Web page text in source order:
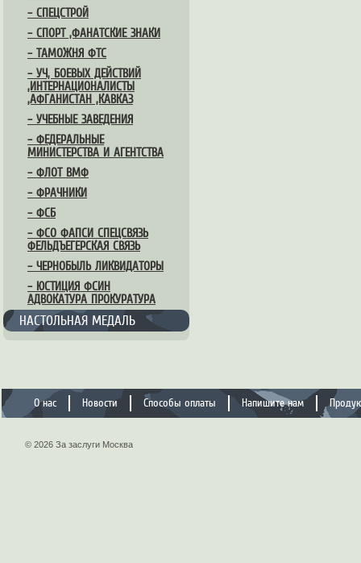
– СПЕЦСТРОЙ
– СПОРТ ,ФАНАТСКИЕ ЗНАКИ
– ТАМОЖНЯ ФТС
– УЧ, БОЕВЫХ ДЕЙСТВИЙ
,ИНТЕРНАЦИОНАЛИСТЫ
,АФГАНИСТАН ,КАВКАЗ
– УЧЕБНЫЕ ЗАВЕДЕНИЯ
– ФЕДЕРАЛЬНЫЕ
МИНИСТЕРСТВА И АГЕНТСТВА
– ФЛОТ ВМФ
– ФРАЧНИКИ
– ФСБ
– ФСО ФАПСИ СПЕЦСВЯЗЬ
ФЕЛЬДЪЕГЕРСКАЯ СВЯЗЬ
– ЧЕРНОБЫЛЬ ЛИКВИДАТОРЫ
– ЮСТИЦИЯ ФСИН
АДВОКАТУРА ПРОКУРАТУРА
НАСТОЛЬНАЯ МЕДАЛЬ
О нас Новости Способы оплаты Напишите нам
© 2026 За заслуги Москва